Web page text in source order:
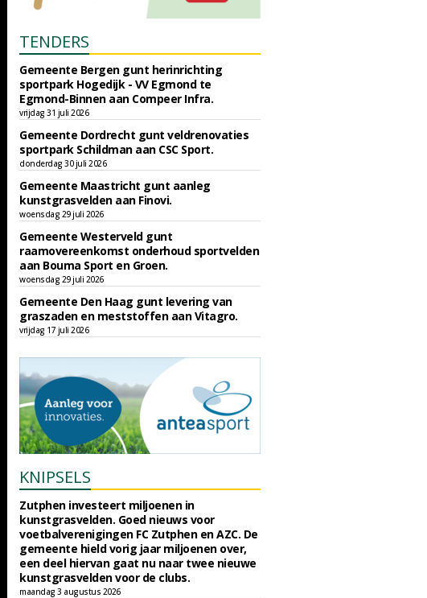
TENDERS
Gemeente Bergen gunt herinrichting
sportpark Hogedijk - VV Egmond te
Egmond-Binnen aan Compeer Infra.
vrijdag 31 juli 2026
Gemeente Dordrecht gunt veldrenovaties
sportpark Schildman aan CSC Sport.
donderdag 30 juli 2026
Gemeente Maastricht gunt aanleg
kunstgrasvelden aan Finovi.
woensdag 29 juli 2026
Gemeente Westerveld gunt
raamovereenkomst onderhoud sportvelden
aan Bouma Sport en Groen.
woensdag 29 juli 2026
Gemeente Den Haag gunt levering van
graszaden en meststoffen aan Vitagro.
vrijdag 17 juli 2026
KNIPSELS
Zutphen investeert miljoenen in
kunstgrasvelden. Goed nieuws voor
voetbalverenigingen FC Zutphen en AZC. De
gemeente hield vorig jaar miljoenen over,
een deel hiervan gaat nu naar twee nieuwe
kunstgrasvelden voor de clubs.
maandag 3 augustus 2026